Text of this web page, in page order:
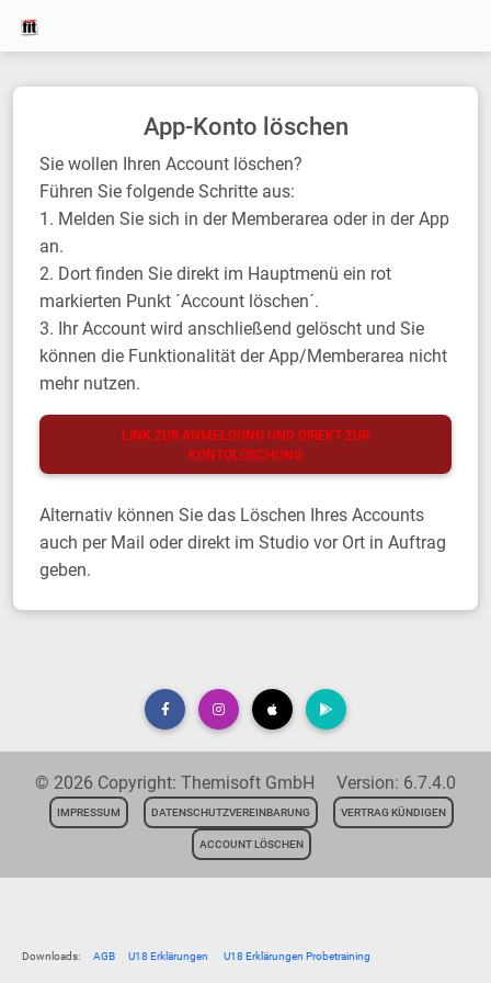
App-Konto löschen
Sie wollen Ihren Account löschen?
Führen Sie folgende Schritte aus:
1. Melden Sie sich in der Memberarea oder in der App
an.
2. Dort finden Sie direkt im Hauptmenü ein rot
markierten Punkt ´Account löschen´.
3. Ihr Account wird anschließend gelöscht und Sie
können die Funktionalität der App/Memberarea nicht
mehr nutzen.
LINK ZUR ANMELDUNG UND DIREKT ZUR
KONTOLÖSCHUNG
Alternativ können Sie das Löschen Ihres Accounts
auch per Mail oder direkt im Studio vor Ort in Auftrag
geben.
© 2026 Copyright: Themisoft GmbH Version: 6.7.4.0
IMPRESSUM DATENSCHUTZVEREINBARUNG VERTRAG KÜNDIGEN
ACCOUNT LÖSCHEN
Downloads: AGB U18 Erklärungen U18 Erklärungen Probetraining